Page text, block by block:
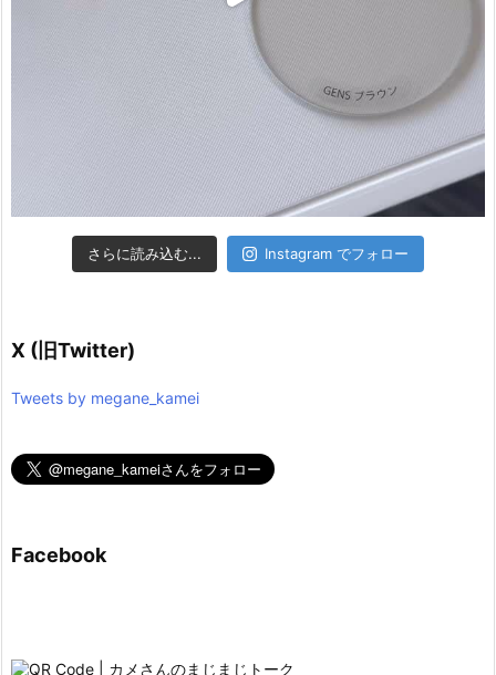
さらに読み込む... Instagram でフォロー
X (旧Twitter)
Tweets by megane_kamei
Facebook